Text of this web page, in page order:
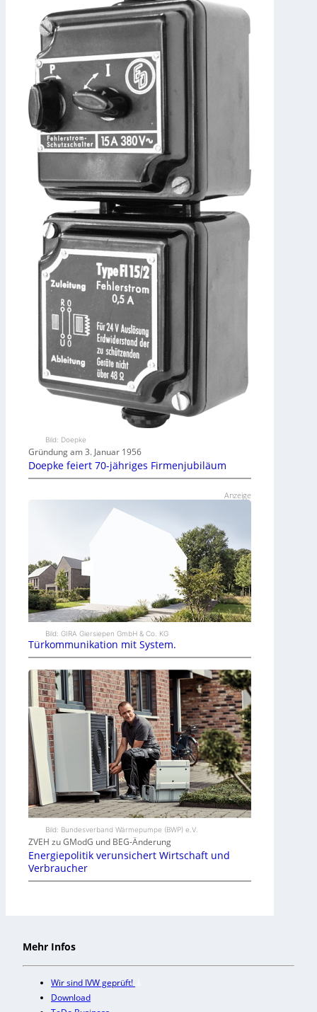
Bild: Doepke
Gründung am 3. Januar 1956
Doepke feiert 70-jähriges Firmenjubiläum
Anzeige
Bild: GIRA Giersiepen GmbH & Co. KG
Türkommunikation mit System.
Bild: Bundesverband Wärmepumpe (BWP) e.V.
ZVEH zu GModG und BEG-Änderung
Energiepolitik verunsichert Wirtschaft und
Verbraucher
Mehr Infos
Wir sind IVW geprüft!
Download